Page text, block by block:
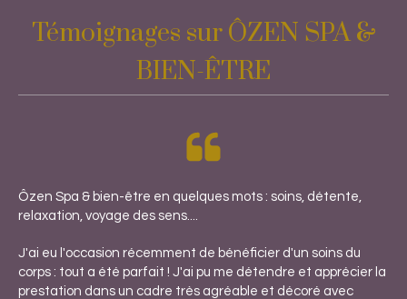
Témoignages sur ÔZEN SPA &
BIEN-ÊTRE
Ôzen Spa & bien-être en quelques mots : soins, détente,
relaxation, voyage des sens....
J'ai eu l'occasion récemment de bénéficier d'un soins du
corps : tout a été parfait ! J'ai pu me détendre et apprécier la
prestation dans un cadre très agréable et décoré avec